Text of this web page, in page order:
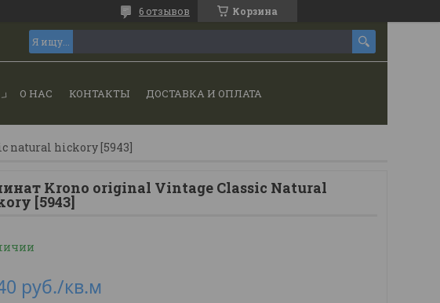
Корзина
6 отзывов
О НАС КОНТАКТЫ ДОСТАВКА И ОПЛАТА
natural hickory [5943]
Krono original Vintage Classic Natural
[5943]
руб./кв.м